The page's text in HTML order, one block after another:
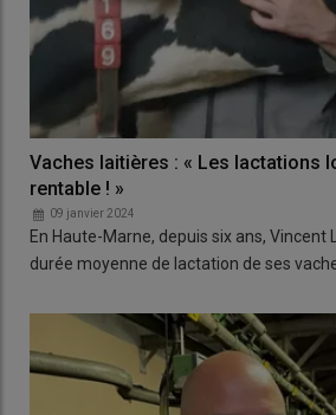
Vaches laitières : « Les lactations
rentable ! »
09 janvier 2024
En Haute-Marne, depuis six ans, Vincent
durée moyenne de lactation de ses